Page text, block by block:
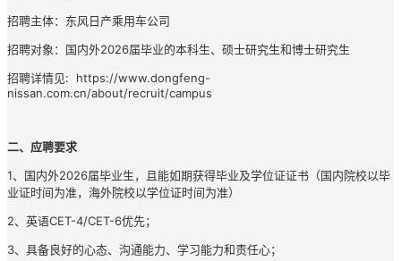
招聘主体：东风日产乘用车公司
招聘对象：国内外2026届毕业的本科生、硕士研究生和博士研究生
招聘详情见: https://www.dongfeng-
nissan.com.cn/about/recruit/campus
二、 应聘要求
1、国内外2026届毕业生，且能如期获得毕业及学位证证书（国内院校以毕
业证时间为准，海外院校以学位证时间为准）
2、英语CET-4/CET-6优先；
3、具备良好的心态、沟通能力、学习能力和责任心；